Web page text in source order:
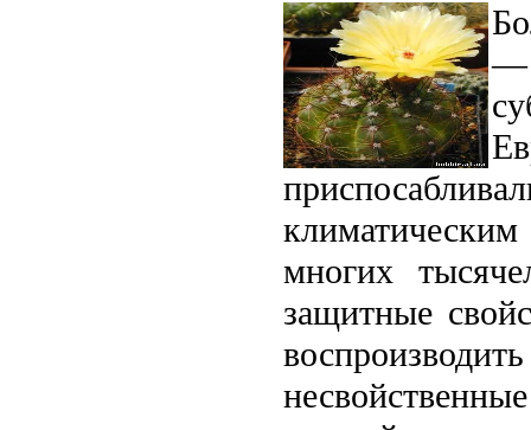
—
многих
защитные